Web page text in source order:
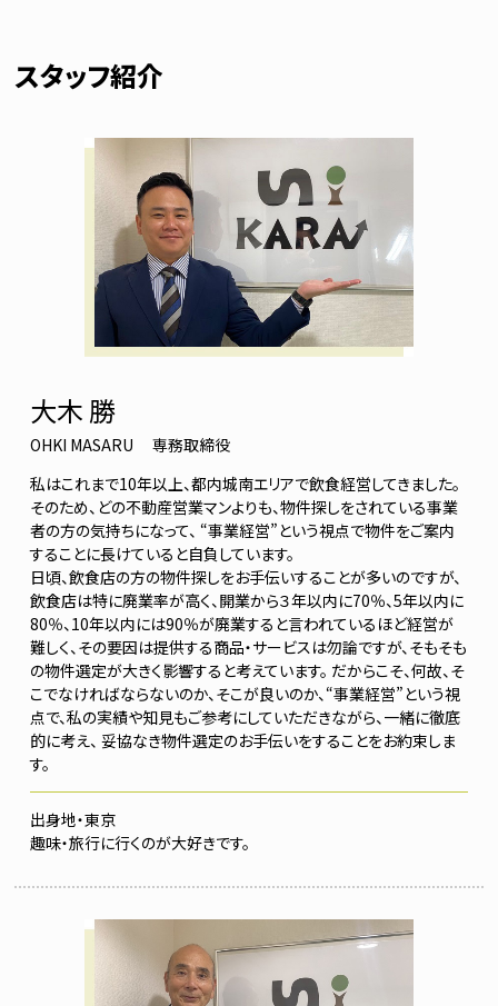
スタッフ紹介
大木 勝
OHKI MASARU
専務取締役
私はこれまで10年以上、都内城南エリアで飲食経営してきました。
そのため、どの不動産営業マンよりも、物件探しをされている事業
者の方の気持ちになって、 “事業経営”という視点で物件をご案内
することに長けていると自負しています。
日頃、飲食店の方の物件探しをお手伝いすることが多いのですが、
飲食店は特に廃業率が高く、開業から３年以内に70％、5年以内に
80％、10年以内には90％が廃業すると言われているほど経営が
難しく、その要因は提供する商品・サービスは勿論ですが、そもそも
の物件選定が大きく影響すると考えています。 だからこそ、何故、そ
こでなければならないのか、そこが良いのか、“事業経営”という視
点で、私の実績や知見もご参考にしていただきながら、一緒に徹底
的に考え、 妥協なき物件選定のお手伝いをすることをお約束しま
す。
東京
旅行に行くのが大好きです。